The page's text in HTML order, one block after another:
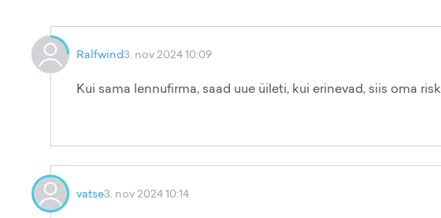
Ralfwind3. nov 2024 10:09
Kui sama lennufirma, saad uue üileti, kui erinevad, siis oma risk
vatse3. nov 2024 10:14